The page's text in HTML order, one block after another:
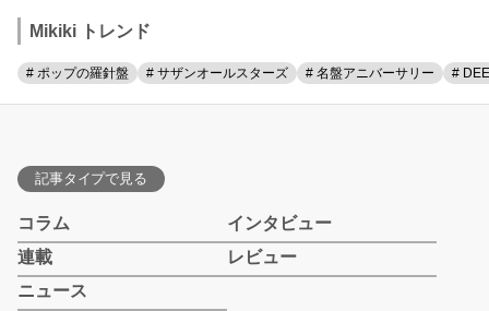
Mikiki トレンド
# ポップの羅針盤 # サザンオールスターズ # 名盤アニバーサリー #
記事タイプで見る
コラム
インタビュー
連載
レビュー
ニュース